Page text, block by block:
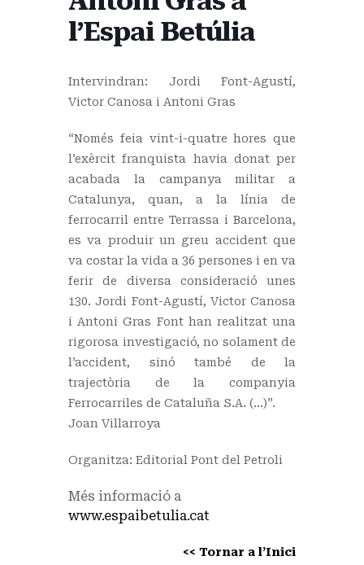
l’Espai Betúlia
Intervindran: Jordi Font-Agustí,
Victor Canosa i Antoni Gras
“Només feia vint-i-quatre hores que
l’exèrcit franquista havia donat per
acabada la campanya militar a
Catalunya, quan, a la línia de
ferrocarril entre Terrassa i Barcelona,
es va produir un greu accident que
va costar la vida a 36 persones i en va
ferir de diversa consideració unes
130. Jordi Font-Agustí, Victor Canosa
i Antoni Gras Font han realitzat una
rigorosa investigació, no solament de
l’accident, sinó també de la
trajectòria de la companyia
Ferrocarriles de Cataluña S.A. (…)”.
Joan Villarroya
Organitza: Editorial Pont del Petroli
Més informació a
www.espaibetulia.cat
<< Tornar a l’Inici